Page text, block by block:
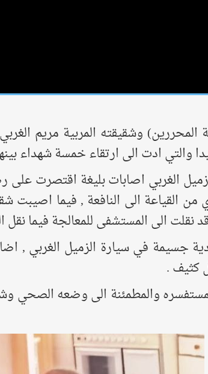
المحررين) وشقيقته المربية مريم
ارتقاء خمسة شهداء بينهم سيدتان، وإصابة 21
الغربي اصابات بليغة اقتصرت
من القياعة الى النافعة , فيما
نقلت الى المستشفى للمعالجة فيما
جسيمة في سيارة الزميل الغربي ,
كثيف .
والمطمئنة الى وضعه الصحي